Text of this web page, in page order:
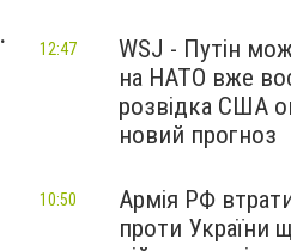
WSJ - Путін
на НАТО вже
розвідка США
новий прогноз
12:47
Армія РФ
проти України
10:50